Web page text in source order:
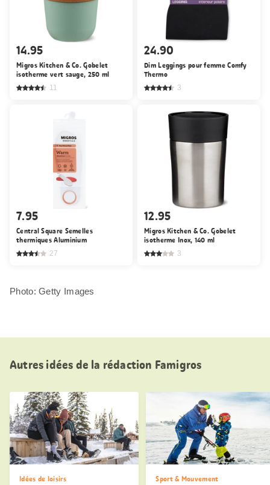
14.95
Migros Kitchen & Co. Gobelet
isotherme vert sauge, 250 ml
11
24.90
Dim Leggings pour femme Comfy
Thermo
3
7.95
Central Square Semelles
thermiques Aluminium
27
12.95
Migros Kitchen & Co. Gobelet
isotherme Inox, 140 ml
3
Photo: Getty Images
Autres idées de la rédaction Famigros
Idées de loisirs Sport & Mouvement